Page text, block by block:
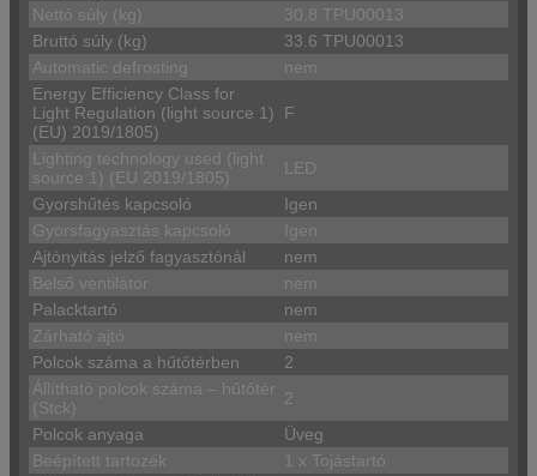
Nettó súly (kg)
30.8 TPU00013
Bruttó súly (kg)
33.6 TPU00013
Automatic defrosting
nem
Energy Efficiency Class for
Light Regulation (light source 1)
(EU) 2019/1805)
F
Lighting technology used (light
source 1) (EU 2019/1805)
LED
Gyorshűtés kapcsoló
Igen
Gyorsfagyasztás kapcsoló
Igen
Ajtónyitás jelző fagyasztónál
nem
Belső ventilátor
nem
Palacktartó
nem
Zárható ajtó
nem
Polcok száma a hűtőtérben
2
Állítható polcok száma – hűtőtér
(Stck)
2
Polcok anyaga
Üveg
Beépített tartozék
1 x Tojástartó